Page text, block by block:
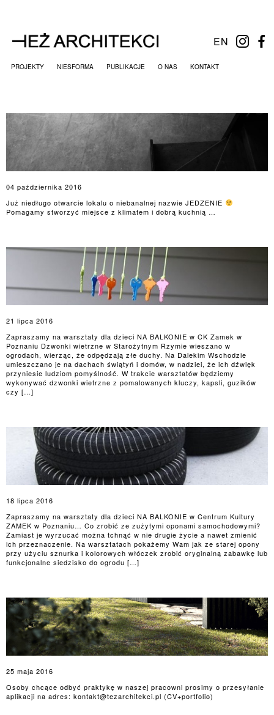
EN
PROJEKTY NIESFORMA PUBLIKACJE O NAS KONTAKT
04 października 2016
Już niedługo otwarcie lokalu o niebanalnej nazwie JEDZENIE
Pomagamy stworzyć miejsce z klimatem i dobrą kuchnią …
21 lipca 2016
Zapraszamy na warsztaty dla dzieci NA BALKONIE w CK Zamek w
Poznaniu Dzwonki wietrzne w Starożytnym Rzymie wieszano w
ogrodach, wierząc, że odpędzają złe duchy. Na Dalekim Wschodzie
umieszczano je na dachach świątyń i domów, w nadziei, że ich dźwięk
przyniesie ludziom pomyślność. W trakcie warsztatów będziemy
wykonywać dzwonki wietrzne z pomalowanych kluczy, kapsli, guzików
czy […]
18 lipca 2016
Zapraszamy na warsztaty dla dzieci NA BALKONIE w Centrum Kultury
ZAMEK w Poznaniu… Co zrobić ze zużytymi oponami samochodowymi?
Zamiast je wyrzucać można tchnąć w nie drugie życie a nawet zmienić
ich przeznaczenie. Na warsztatach pokażemy Wam jak ze starej opony
przy użyciu sznurka i kolorowych włóczek zrobić oryginalną zabawkę lub
funkcjonalne siedzisko do ogrodu […]
25 maja 2016
Osoby chcące odbyć praktykę w naszej pracowni prosimy o przesyłanie
aplikacji na adres: kontakt@tezarchitekci.pl (CV+portfolio)